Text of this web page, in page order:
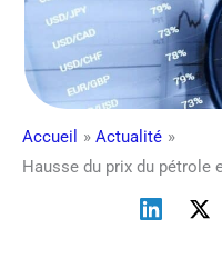
Accueil
Actualité
Hausse du prix du pétrole